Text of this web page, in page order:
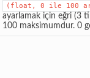
(float, 0 ile 100
ayarlamak için eğri (3
100 maksimumdur. 0